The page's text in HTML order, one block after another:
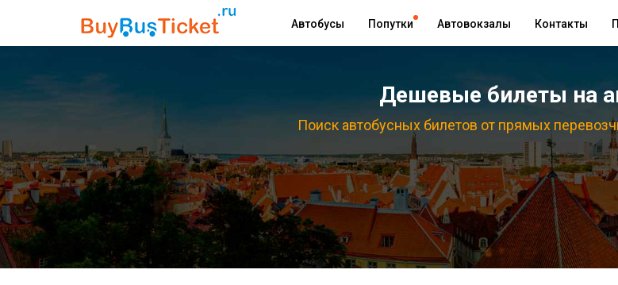
Автобусы Попутки Автовокзалы Контакты
Дешевые билеты на
Поиск автобусных билетов от прямых